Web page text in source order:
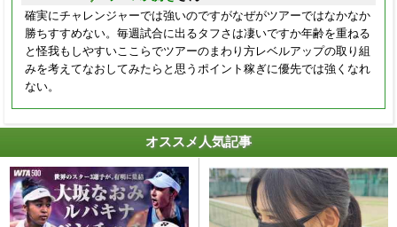
確実にチャレンジャーでは強いのですがなぜがツアーではなかなか
勝ちすすめない。毎週試合に出るタフさは凄いですか年齢を重ねる
と怪我もしやすいここらでツアーのまわり方レベルアップの取り組
みを考えてなおしてみたらと思うポイント稼ぎに優先では強くなれ
ない。
オススメ人気記事